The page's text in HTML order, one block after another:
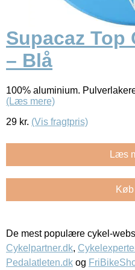
Supacaz Top
– Blå
100% aluminium.
(Læs mere)
29 kr. (Vis fragtpris)
Læs
De mest populære cykel-
Cykelpartner.dk,
Pedalatleten.dk og